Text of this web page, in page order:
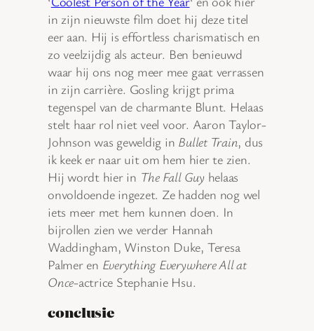
in zijn nieuwste film doet hij deze titel
eer aan. Hij is effortless charismatisch en
zo veelzijdig als acteur. Ben benieuwd
waar hij ons nog meer mee gaat verrassen
in zijn carrière. Gosling krijgt prima
tegenspel van de charmante Blunt. Helaas
stelt haar rol niet veel voor. Aaron Taylor-
Johnson was geweldig in Bullet Train, dus
ik keek er naar uit om hem hier te zien.
Hij wordt hier in The Fall Guyhelaas
onvoldoende ingezet. Ze hadden nog wel
iets meer met hem kunnen doen. In
bijrollen zien we verder Hannah
Waddingham, Winston Duke, Teresa
Palmer en Everything Everywhere All at
Once-actrice Stephanie Hsu.
conclusie